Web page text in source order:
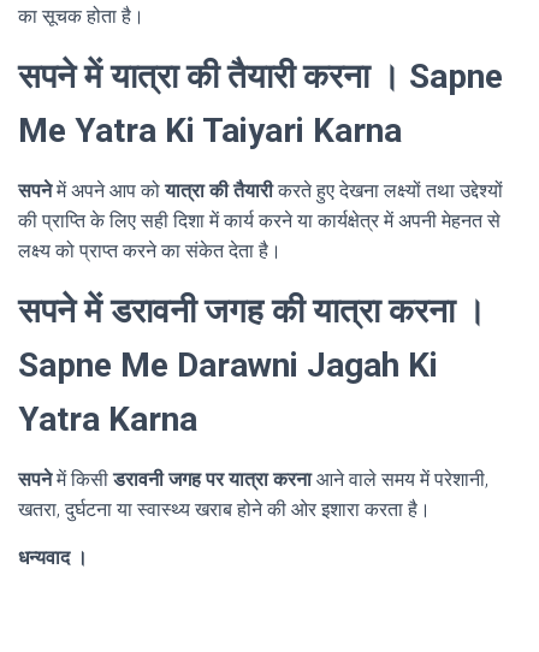
का सूचक होता है।
सपने में यात्रा की तैयारी करना । Sapne
Me Yatra Ki Taiyari Karna
सपनेमें अपने आप कोयात्रा की तैयारीकरते हुए देखना लक्ष्यों तथा उद्देश्यों
की प्राप्ति के लिए सही दिशा में कार्य करने या कार्यक्षेत्र में अपनी मेहनत से
लक्ष्य को प्राप्त करने का संकेत देता है।
सपने में डरावनी जगह की यात्रा करना ।
Sapne Me Darawni Jagah Ki
Yatra Karna
सपनेमें किसीडरावनी जगह पर यात्रा करनाआने वाले समय में परेशानी,
खतरा, दुर्घटना या स्वास्थ्य खराब होने की ओर इशारा करता है।
धन्यवाद ।